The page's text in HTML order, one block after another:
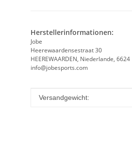
Herstellerinformationen:
Jobe
Heerewaardensestraat 30
HEEREWAARDEN, Niederlande, 6624
info@jobesports.com
Produkteigenschaft
Wert
Versandgewicht: